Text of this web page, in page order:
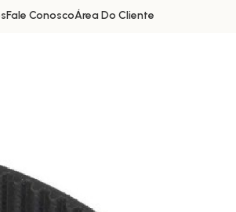
Fale ConoscoÁrea Do Cliente